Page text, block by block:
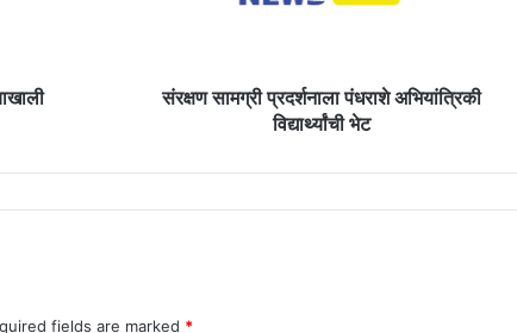
संरक्षण सामग्री प्रदर्शनाला पंधराशे अभियांत्रिकी
विद्यार्थ्यांची भेट
fields are marked *